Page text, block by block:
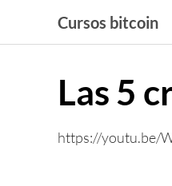
contenido
Cursos bitcoin
Las 5
https://youtu.be/